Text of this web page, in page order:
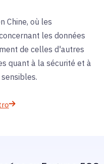
Chine, où les
les données
de celles d'autres
quant à la sécurité et à